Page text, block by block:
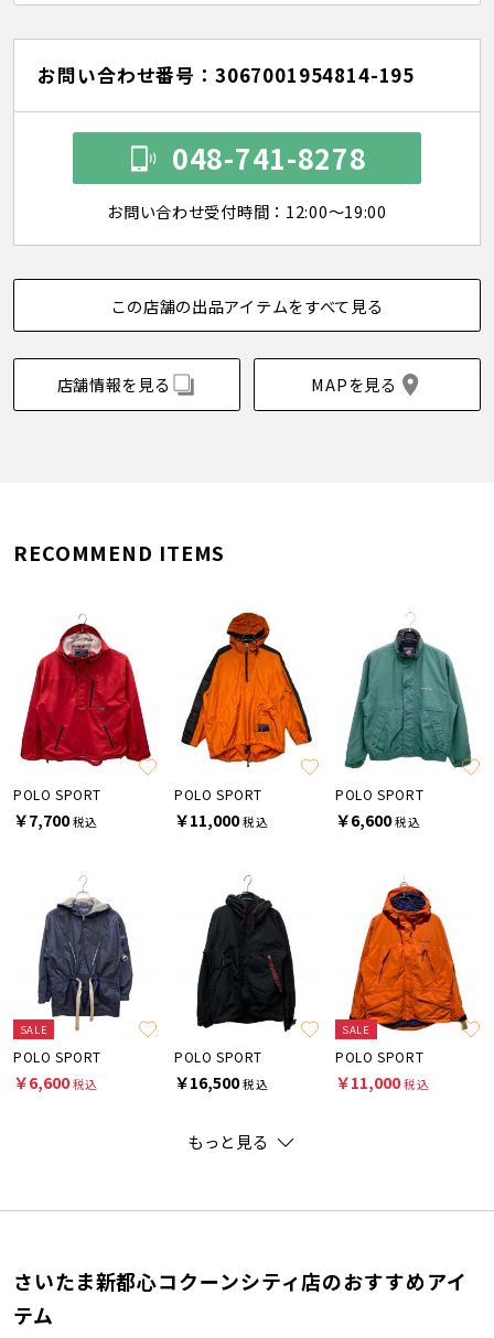
お問い合わせ番号：3067001954814-195
048-741-8278
お問い合わせ受付時間：12:00～19:00
この店舗の出品アイテムをすべて見る
店舗情報を見る MAPを見る
RECOMMEND ITEMS
POLO SPORT
￥7,700税込
POLO SPORT
￥11,000税込
POLO SPORT
￥6,600税込
SALE
POLO SPORT
￥6,600税込
POLO SPORT
￥16,500税込
SALE
POLO SPORT
￥11,000税込
もっと見る
さいたま新都心コクーンシティ店のおすすめアイ
テム